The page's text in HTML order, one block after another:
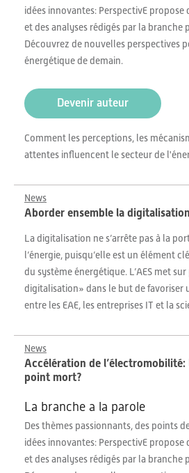
idées innovantes: PerspectivE propose
et des analyses rédigés par la branche
Découvrez de nouvelles perspectives
énergétique de demain.
Devenir auteur
Comment les perceptions, les
attentes influencent le secteur de
News
Aborder ensemble la digitalisation
La digitalisation ne s’arrête pas à la
l’énergie, puisqu’elle est un élément
du système énergétique. L’AES met
digitalisation» dans le but de favoriser
entre les EAE, les entreprises IT et la
News
Accélération de
point mort?
La branche a la parole
Des thèmes passionnants, des points
idées innovantes: PerspectivE propose
et des analyses rédigés par la branche